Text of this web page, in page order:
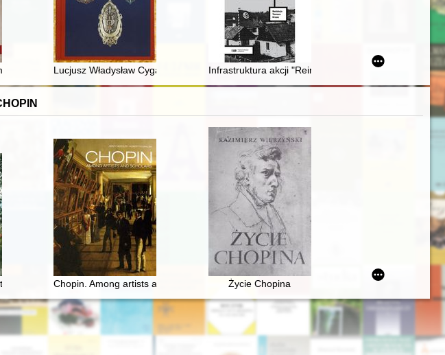
Instytutu Historii Nauki PAN w 2022 r
- między Warszawą a Krakowem
Lucjusz Władysław Cyganowski : artysta - grawer : 1882-1943
Infrastruktura akcji "Reinhardt"
Fryderyka ChopinaChopin. Among artists and scholars Życie Chopina